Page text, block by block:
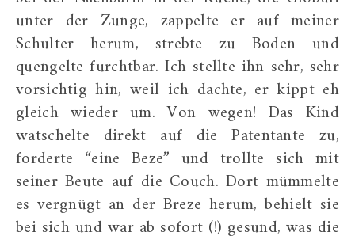
unter der Zunge, zappelte er auf meiner
Schulter herum, strebte zu Boden und
quengelte furchtbar. Ich stellte ihn sehr, sehr
vorsichtig hin, weil ich dachte, er kippt eh
gleich wieder um. Von wegen! Das Kind
watschelte direkt auf die Patentante zu,
forderte “eine Beze” und trollte sich mit
seiner Beute auf die Couch. Dort mümmelte
es vergnügt an der Breze herum, behielt sie
bei sich und war ab sofort (!) gesund, was die